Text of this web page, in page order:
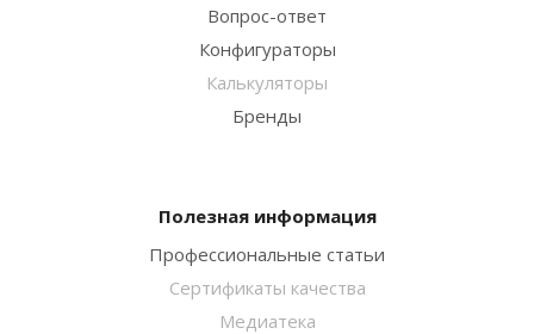
Вопрос-ответ
Конфигураторы
Калькуляторы
Бренды
Полезная информация
Профессиональные статьи
Сертификаты качества
Медиатека